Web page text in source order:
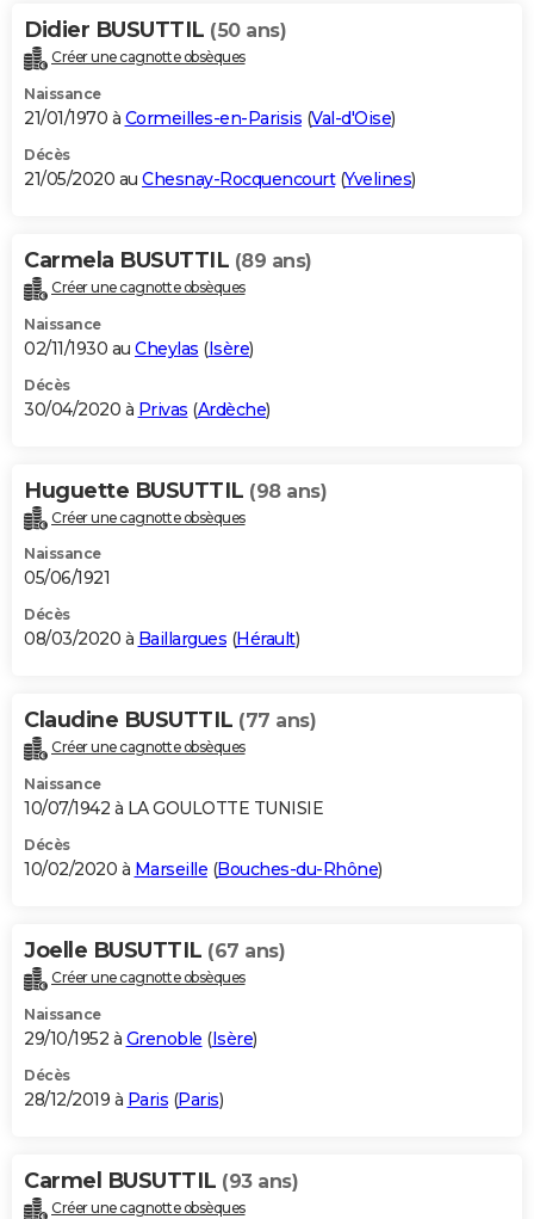
Didier BUSUTTIL (50 ans)
Créer une cagnotte obsèques
Naissance
21/01/1970 à Cormeilles-en-Parisis (Val-d'Oise)
Décès
21/05/2020 au Chesnay-Rocquencourt(Yvelines)
Carmela BUSUTTIL (89 ans)
Créer une cagnotte obsèques
Naissance
02/11/1930 au Cheylas (Isère)
Décès
30/04/2020 à Privas (Ardèche)
Huguette BUSUTTIL (98 ans)
Créer une cagnotte obsèques
Naissance
05/06/1921
Décès
08/03/2020 à Baillargues (Hérault)
Claudine BUSUTTIL (77 ans)
Créer une cagnotte obsèques
Naissance
10/07/1942 à LA GOULOTTE TUNISIE
Décès
10/02/2020 à Marseille (Bouches-du-Rhône)
Joelle BUSUTTIL (67 ans)
Créer une cagnotte obsèques
Naissance
29/10/1952 à Grenoble (Isère)
Décès
28/12/2019 à Paris (Paris)
Carmel BUSUTTIL (93 ans)
Créer une cagnotte obsèques